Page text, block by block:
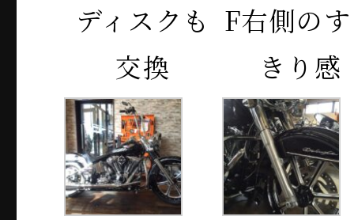
ディスクも
交換
F右側の
きり感